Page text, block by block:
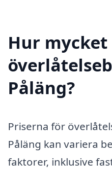
Hur
Påläng?
Priserna för
Påläng kan variera
faktorer, inklusive